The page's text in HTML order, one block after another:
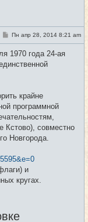
#1
С
б
щ
Пн апр 28, 2014 8:21 am
1970 года 24-ая
крайне
программной
Кстово), совместно
Новгорода.
и
кругах.